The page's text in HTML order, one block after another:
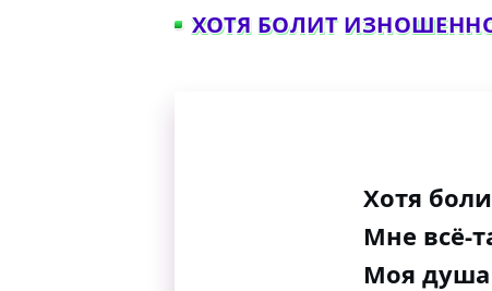
ХОТЯ БОЛИТ
Хотя
Мне всё-
Моя душа